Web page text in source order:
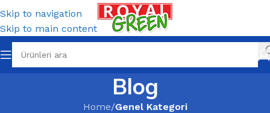
Skip to navigation
Skip to main content
Blog
Home/Genel Kategori